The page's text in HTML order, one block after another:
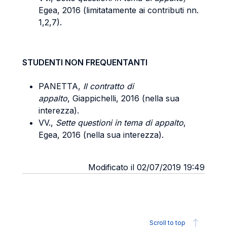
Egea, 2016 (limitatamente ai contributi nn.
1,2,7).
STUDENTI NON FREQUENTANTI
PANETTA, Il contratto di
appalto, Giappichelli, 2016 (nella sua
interezza).
VV., Sette questioni in tema di appalto,
Egea, 2016 (nella sua interezza).
Modificato il 02/07/2019 19:49
Scroll to top